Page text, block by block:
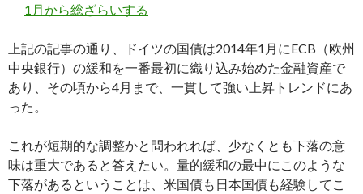
1月から総ざらいする
上記の記事の通り、ドイツの国債は2014年1月にECB（欧州
中央銀行）の緩和を一番最初に織り込み始めた金融資産で
あり、その頃から4月まで、一貫して強い上昇トレンドにあ
った。
これが短期的な調整かと問われれば、少なくとも下落の意
味は重大であると答えたい。量的緩和の最中にこのような
下落があるということは、米国債も日本国債も経験してこ